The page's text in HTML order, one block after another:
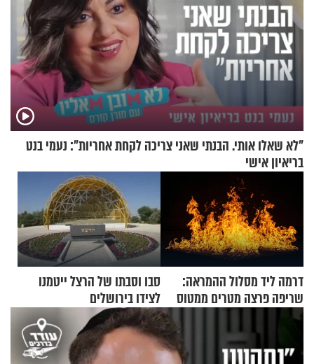
"לא שאלו אותי. הבנתי שאני צריכה לקחת אחריות": נעמי בנט
בריאיון אישי
דרמה ליד מסלול ההמראה:
שריפה פרצה מטרים ממטוס
מלא בנוסעים
סבו וסבתו של הרצל ייטמנו
לצידו בירושלים